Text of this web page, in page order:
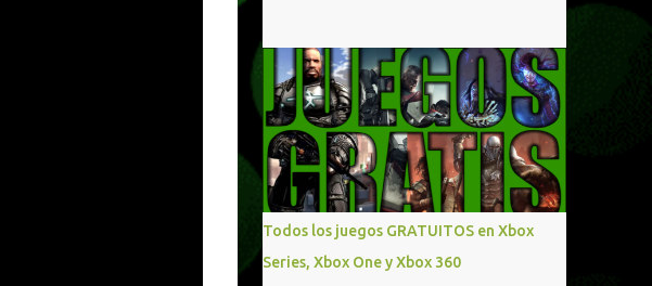
- México Ofertas - Estados Unidos Ofertas -
España Todas las ofertas de Xbox One
también aplican a Xbox Series, a excepción
de los jue...
conocían, así como también otras ventajas
adicionales que fueron anunciados
recientemente. Essential incluirá como
novedades una serie de ventajas para
diferentes juegos free to play que están en
Xbox y PC, que van desde skins, desbloqueo
de personajes, paquetes de armas hasta
emotes, monedas virtuales y más para
diferentes títulos. Todas estas ventajas se
pueden reclamar desde la sección de Game
Todos los juegos GRATUITOS en Xbox
Series, Xbox One y Xbox 360